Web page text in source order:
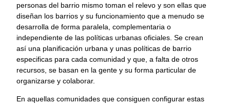
personas del barrio mismo toman el relevo y son ellas que
diseñan los barrios y su funcionamiento que a menudo se
desarrolla de forma paralela, complementaria o
independiente de las políticas urbanas oficiales. Se crean
así una planificación urbana y unas políticas de barrio
especificas para cada comunidad y que, a falta de otros
recursos, se basan en la gente y su forma particular de
organizarse y colaborar.
En aquellas comunidades que consiguen configurar estas